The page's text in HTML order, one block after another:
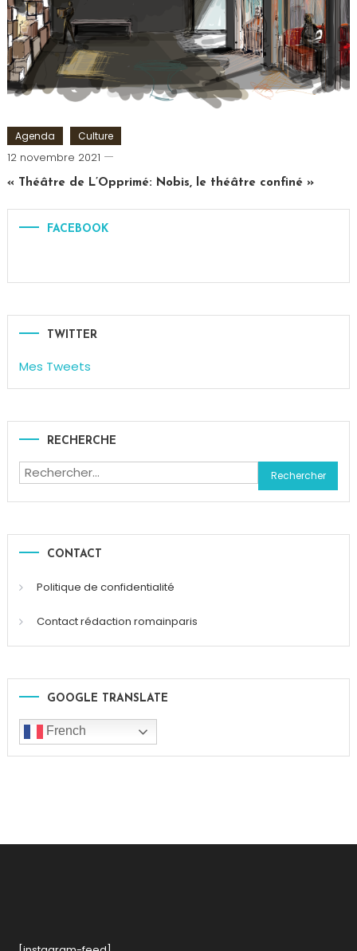
Papillon,
Mentaliste
,
Théâtre
Agenda Culture
12 novembre 2021
Cédric
Cilia
« Théâtre de L’Opprimé: Nobis, le théâtre confiné »
FACEBOOK
TWITTER
Mes Tweets
RECHERCHE
Rechercher :
CONTACT
Politique de confidentialité
Contact rédaction romainparis
GOOGLE TRANSLATE
French